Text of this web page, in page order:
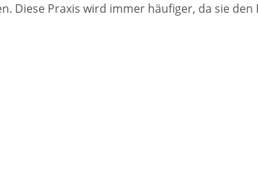
Diese Praxis wird immer häufiger, da sie